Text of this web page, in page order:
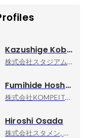
Kazushige Kobayashi
株式会社スタジアム, 取締役
Fumihide Hoshino
株式会社KOMPEITO, PRブランディンググループ
Hiroshi Osada
株式会社スタメン, CPO